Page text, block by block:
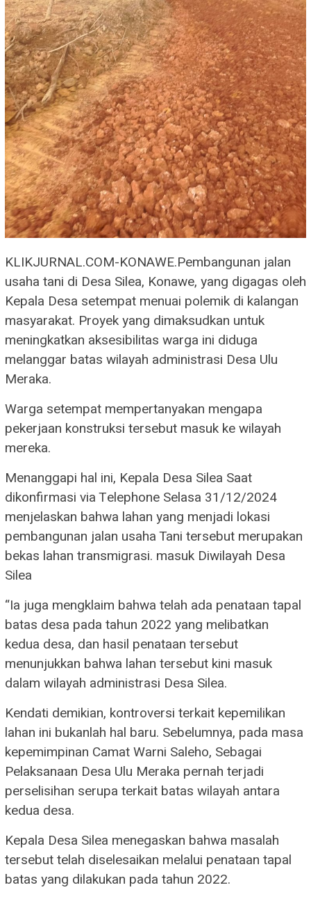
KLIKJURNAL.COM-KONAWE.Pembangunan jalan
usaha tani di Desa Silea, Konawe, yang digagas oleh
Kepala Desa setempat menuai polemik di kalangan
masyarakat. Proyek yang dimaksudkan untuk
meningkatkan aksesibilitas warga ini diduga
melanggar batas wilayah administrasi Desa Ulu
Meraka.
Warga setempat mempertanyakan mengapa
pekerjaan konstruksi tersebut masuk ke wilayah
mereka.
Menanggapi hal ini, Kepala Desa Silea Saat
dikonfirmasi via Telephone Selasa 31/12/2024
menjelaskan bahwa lahan yang menjadi lokasi
pembangunan jalan usaha Tani tersebut merupakan
bekas lahan transmigrasi. masuk Diwilayah Desa
Silea
“Ia juga mengklaim bahwa telah ada penataan tapal
batas desa pada tahun 2022 yang melibatkan
kedua desa, dan hasil penataan tersebut
menunjukkan bahwa lahan tersebut kini masuk
dalam wilayah administrasi Desa Silea.
Kendati demikian, kontroversi terkait kepemilikan
lahan ini bukanlah hal baru. Sebelumnya, pada masa
kepemimpinan Camat Warni Saleho, Sebagai
Pelaksanaan Desa Ulu Meraka pernah terjadi
perselisihan serupa terkait batas wilayah antara
kedua desa.
Kepala Desa Silea menegaskan bahwa masalah
tersebut telah diselesaikan melalui penataan tapal
batas yang dilakukan pada tahun 2022.